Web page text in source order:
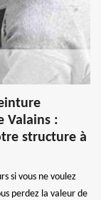
Valains :
structure à
si vous ne voulez
perdez la valeur de